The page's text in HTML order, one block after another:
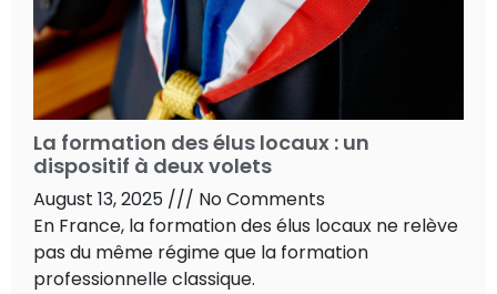
La formation des élus locaux : un
dispositif à deux volets
August 13, 2025
No Comments
En France, la formation des élus locaux ne relève
pas du même régime que la formation
professionnelle classique.